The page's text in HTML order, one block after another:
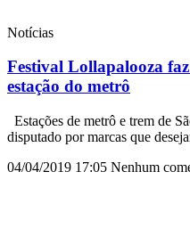
Notícias
Festival Lollapalooza
estação do metrô
Estações de metrô e trem de
disputado por marcas que
04/04/2019 17:05 Nenhum